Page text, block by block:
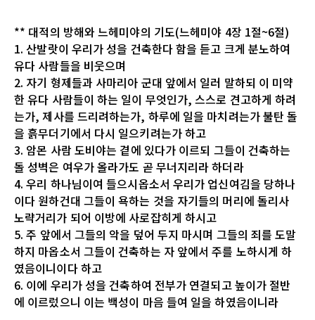
** 대적의 방해와 느헤미야의 기도(느헤미야 4장 1절~6절)
1. 산발랏이 우리가 성을 건축한다 함을 듣고 크게 분노하여
유다 사람들을 비웃으며
2. 자기 형제들과 사마리아 군대 앞에서 일러 말하되 이 미약
한 유다 사람들이 하는 일이 무엇인가, 스스로 견고하게 하려
는가, 제사를 드리려하는가, 하루에 일을 마치려는가 불탄 돌
을 흙무더기에서 다시 일으키려는가 하고
3. 암몬 사람 도비야는 곁에 있다가 이르되 그들이 건축하는
돌 성벽은 여우가 올라가도 곧 무너지리라 하더라
4. 우리 하나님이여 들으시옵소서 우리가 업신여김을 당하나
이다 원하건대 그들이 욕하는 것을 자기들의 머리에 돌리사
노략거리가 되어 이방에 사로잡히게 하시고
5. 주 앞에서 그들의 악을 덮어 두지 마시며 그들의 죄를 도말
하지 마옵소서 그들이 건축하는 자 앞에서 주를 노하시게 하
였음이니이다 하고
6. 이에 우리가 성을 건축하여 전부가 연결되고 높이가 절반
에 이르렀으니 이는 백성이 마음 들여 일을 하였음이니라